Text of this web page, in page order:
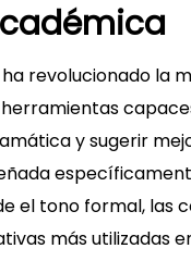
revolucionado la
y sugerir
el tono formal, las
más utilizadas